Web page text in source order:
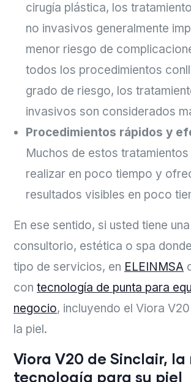
cirugía plástica, los
no invasivos generalmente
menor riesgo de
todos los procedimientos
grado de riesgo, los
invasivos son considerados
Procedimientos rápidos y
Muchos de estos tratamientos
realizar en poco tiempo y
resultados visibles en poco
En ese sentido, si usted tiene
consultorio, estética o spa
tipo de servicios, en ELEINMSA
con tecnología de punta para
negocio, incluyendo el Viora
la piel.
Viora V20 de Sinclair, la
tecnología para su piel